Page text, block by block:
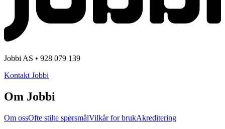
Jobbi AS • 928 079 139
Kontakt Jobbi
Om Jobbi
Om ossOfte stilte spørsmålVilkår for brukAkreditering